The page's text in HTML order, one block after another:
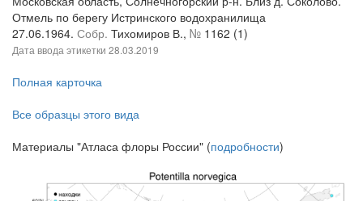
Отмель по берегу Истринского водохранилища
27.06.1964. Собр. Тихомиров В., № 1162 (1)
Дата ввода этикетки 28.03.2019
Полная карточка
Все образцы этого вида
Материалы "Атласа флоры России" (подробности)